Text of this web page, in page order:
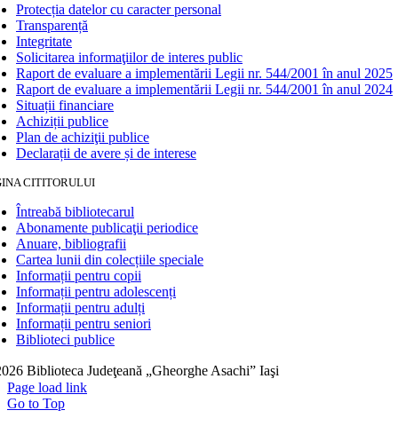
Protecția datelor cu caracter personal
Transparență
Integritate
Solicitarea informaţiilor de interes public
Raport de evaluare a implementării Legii nr. 544/2001 în anul 2025
Raport de evaluare a implementării Legii nr. 544/2001 în anul 2024
Situații financiare
Achiziții publice
Plan de achiziţii publice
Declarații de avere și de interese
CITITORULUI
Întreabă bibliotecarul
Abonamente publicaţii periodice
Anuare, bibliografii
Cartea lunii din colecțiile speciale
Informații pentru copii
Informații pentru adolescenți
Informații pentru adulți
Informații pentru seniori
Biblioteci publice
Biblioteca Judeţeană „Gheorghe Asachi” Iaşi
Page load link
Go to Top